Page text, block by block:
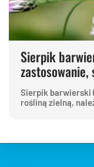
Sierpik
zastosowanie,
Sierpik
rośliną zielną,